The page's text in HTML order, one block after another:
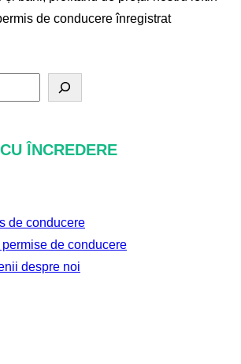
de conducere înregistrat
ÎNCREDERE
de conducere
de conducere
despre noi